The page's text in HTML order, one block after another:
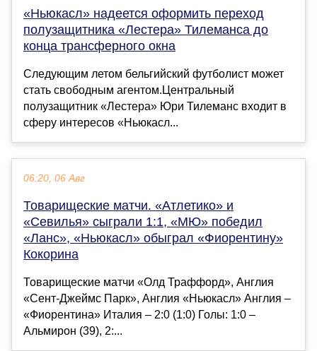
«Ньюкасл» надеется оформить переход
полузащитника «Лестера» Тилеманса до
конца трансферного окна
Следующим летом бельгийский футболист может
стать свободным агентом.Центральный
полузащитник «Лестера» Юри Тилеманс входит в
сферу интересов «Ньюкасл...
06:20, 06 Авг
Товарищеские матчи. «Атлетико» и
«Севилья» сыграли 1:1, «МЮ» победил
«Ланс», «Ньюкасл» обыграл «Фиорентину»
Кокорина
Товарищеские матчи «Олд Траффорд», Англия
«Сент-Джеймс Парк», Англия «Ньюкасл» Англия –
«Фиорентина» Италия – 2:0 (1:0) Голы: 1:0 –
Альмирон (39), 2:...